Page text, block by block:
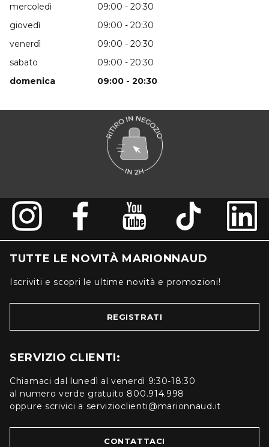
mercoledì
09:00 - 20:30
giovedì
09:00 - 20:30
venerdì
09:00 - 20:30
sabato
09:00 - 20:30
domenica
09:00 - 20:30
TUTTE LE NOVITÀ MARIONNAUD
Iscriviti e scopri le ultime novità e promozioni!
REGISTRATI
SERVIZIO CLIENTI:
Chiamaci dal lunedì al venerdì 9:30-18:30
al numero verde gratuito 800.914.998
oppure scrivici a servizioclienti@marionnaud.it
CONTATTACI